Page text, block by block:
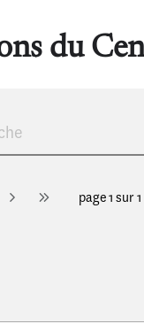
du
page1 sur 1